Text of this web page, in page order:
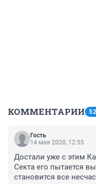
КОММЕНТАРИИ 52
Гость
14 мая 2020, 12:55
Достали уже с этим
Секта его пытается
становится все